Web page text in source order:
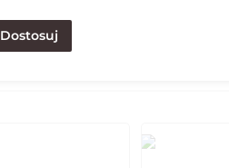
Dostosuj